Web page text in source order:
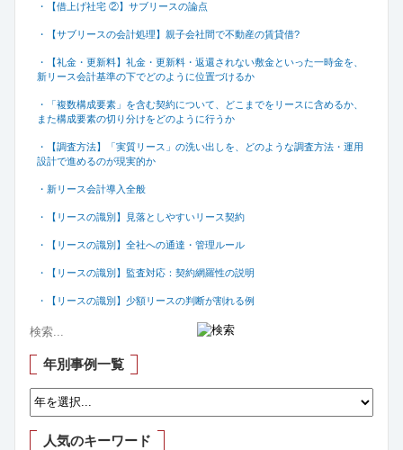
・【借上げ社宅 ②】サブリースの論点
・【サブリースの会計処理】親子会社間で不動産の賃貸借?
・【礼金・更新料】礼金・更新料・返還されない敷金といった一時金を、
新リース会計基準の下でどのように位置づけるか
・「複数構成要素」を含む契約について、どこまでをリースに含めるか、
また構成要素の切り分けをどのように行うか
・【調査方法】「実質リース」の洗い出しを、どのような調査方法・運用
設計で進めるのが現実的か
・新リース会計導入全般
・【リースの識別】見落としやすいリース契約
・【リースの識別】全社への通達・管理ルール
・【リースの識別】監査対応：契約網羅性の説明
・【リースの識別】少額リースの判断が割れる例
年別事例一覧
人気のキーワード